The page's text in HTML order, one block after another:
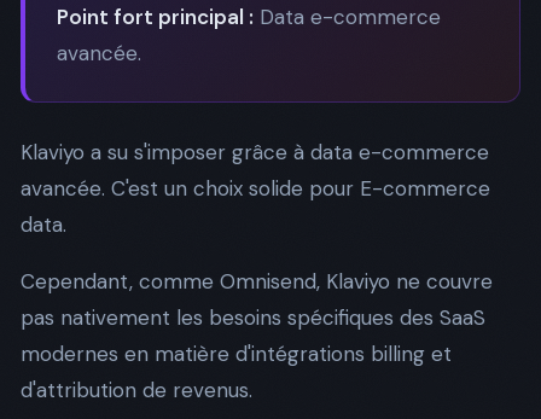
Point fort principal : Data e-commerce
avancée.
Klaviyo a su s'imposer grâce à data e-commerce
avancée. C'est un choix solide pour E-commerce
data.
Cependant, comme Omnisend, Klaviyo ne couvre
pas nativement les besoins spécifiques des SaaS
modernes en matière d'intégrations billing et
d'attribution de revenus.